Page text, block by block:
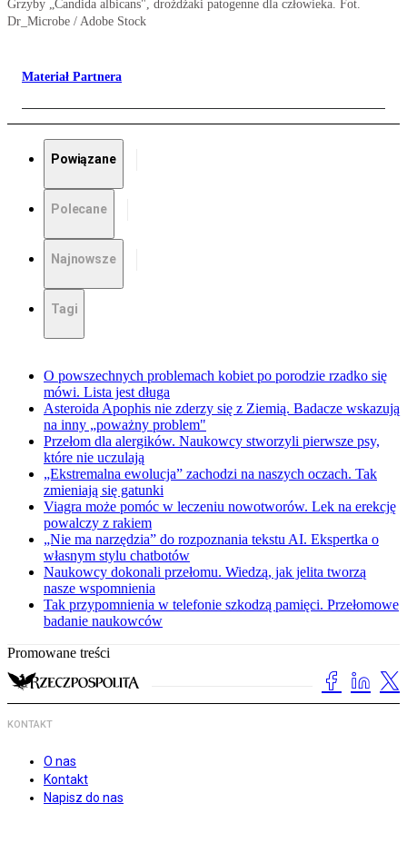
Grzyby „Candida albicans", drożdżaki patogenne dla człowieka. Fot.
Dr_Microbe / Adobe Stock
Materiał Partnera
Powiązane
Polecane
Najnowsze
Tagi
O powszechnych problemach kobiet po porodzie rzadko się
mówi. Lista jest długa
Asteroida Apophis nie zderzy się z Ziemią. Badacze wskazują
na inny „poważny problem"
Przełom dla alergików. Naukowcy stworzyli pierwsze psy,
które nie uczulają
„Ekstremalna ewolucja” zachodzi na naszych oczach. Tak
zmieniają się gatunki
Viagra może pomóc w leczeniu nowotworów. Lek na erekcję
powalczy z rakiem
„Nie ma narzędzia” do rozpoznania tekstu AI. Ekspertka o
własnym stylu chatbotów
Naukowcy dokonali przełomu. Wiedzą, jak jelita tworzą
nasze wspomnienia
Tak przypomnienia w telefonie szkodzą pamięci. Przełomowe
badanie naukowców
Promowane treści
KONTAKT
O nas
Kontakt
Napisz do nas